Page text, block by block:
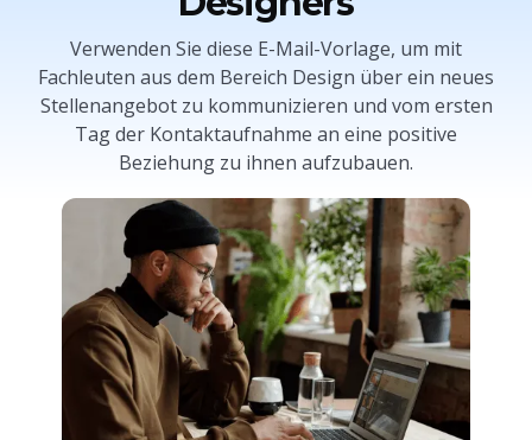
Verwenden Sie diese E-Mail-Vorlage, um mit
Fachleuten aus dem Bereich Design über ein neues
Stellenangebot zu kommunizieren und vom ersten
Tag der Kontaktaufnahme an eine positive
Beziehung zu ihnen aufzubauen.